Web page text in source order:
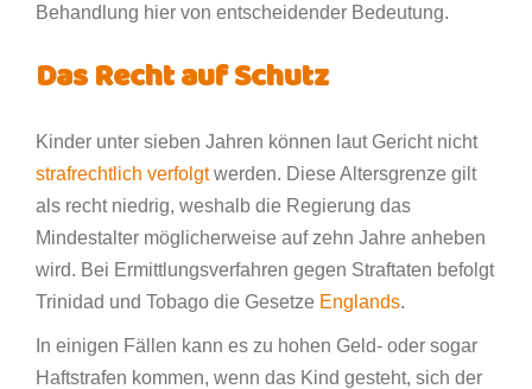
Behandlung hier von entscheidender Bedeutung.
Das Recht auf Schutz
Kinder unter sieben Jahren können laut Gericht nicht
strafrechtlich verfolgtwerden. Diese Altersgrenze gilt
als recht niedrig, weshalb die Regierung das
Mindestalter möglicherweise auf zehn Jahre anheben
wird. Bei Ermittlungsverfahren gegen Straftaten befolgt
Trinidad und Tobago die Gesetze Englands.
In einigen Fällen kann es zu hohen Geld- oder sogar
Haftstrafen kommen, wenn das Kind gesteht, sich der